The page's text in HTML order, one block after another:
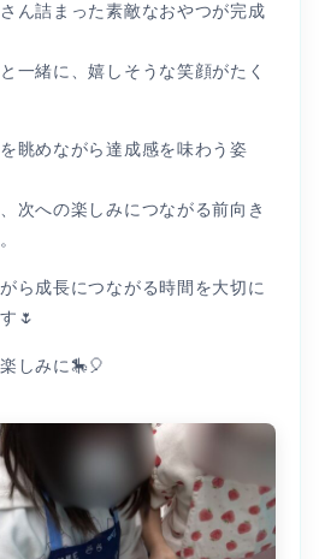
ん詰まった素敵なおやつが完成
一緒に、嬉しそうな笑顔がたく
眺めながら達成感を味わう姿
次への楽しみにつながる前向き
ら成長につながる時間を大切に
🌷
しみに🎠🎈